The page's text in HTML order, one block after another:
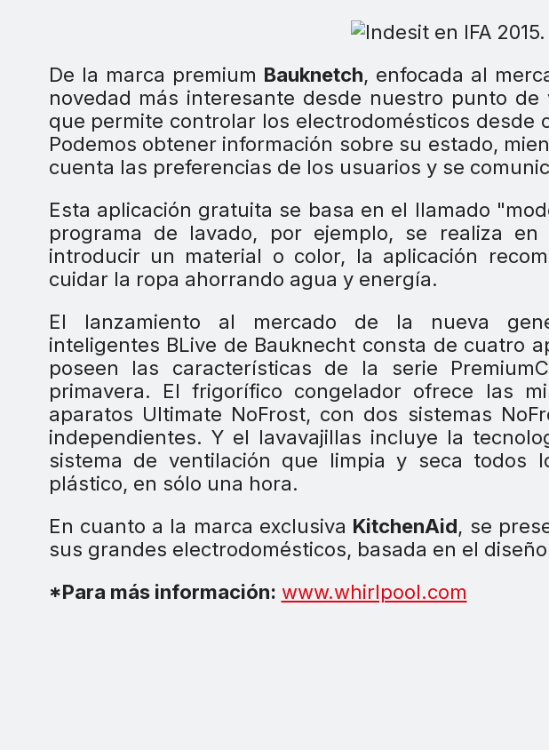
De la marca premium Bauknetch, enfocada al
novedad más interesante desde nuestro punto
que permite controlar los electrodomésticos desde
Podemos obtener información sobre su estado,
cuenta las preferencias de los usuarios y se
Esta aplicación gratuita se basa en el llamado
programa de lavado, por ejemplo, se realiza
introducir un material o color, la aplicación
cuidar la ropa ahorrando agua y energía.
El lanzamiento al mercado de la nueva
inteligentes BLive de Bauknecht consta de cuatro
poseen las características de la serie
primavera. El frigorífico congelador ofrece las
aparatos Ultimate NoFrost, con dos sistemas
independientes. Y el lavavajillas incluye la
sistema de ventilación que limpia y seca todos
plástico, en sólo una hora.
En cuanto a la marca exclusiva KitchenAid, se
sus grandes electrodomésticos, basada en el
*Para más información: www.whirlpool.com